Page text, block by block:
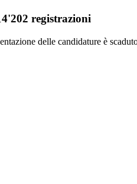
registrazioni
delle candidature è